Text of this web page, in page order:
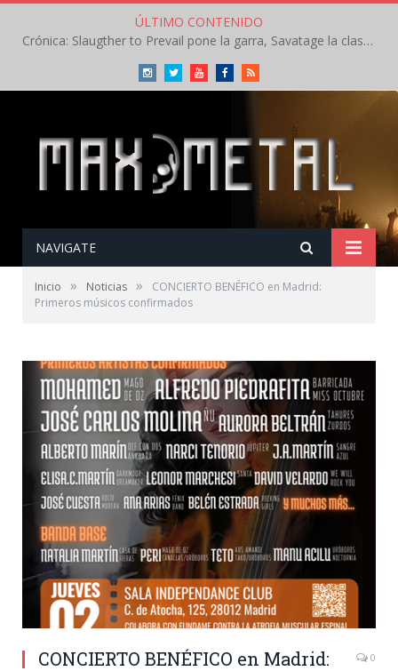
ÚLTIMO CONTENIDO
Crónica: Slaugther to Prevail pone la garra, Savatage la clase en la apertura del Leyendas del Rock – Miércoles – Agosto 2026
InstagramTwitterYoutubeFacebookRSS
NAVIGATE
Inicio » Noticias »
CONCIERTO BENÉFICO en Madrid:
Primeros músicos confirmados
CONCIERTO BENÉFICO en Madrid:
0